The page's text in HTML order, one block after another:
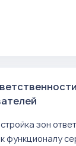
зон
функционалу